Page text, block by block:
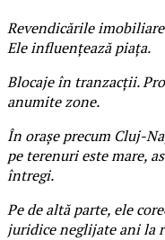
Revendicările
Ele influențează piața.
Blocaje în tranzacții.
anumite zone.
În orașe precum Cluj-
pe terenuri este mare,
întregi.
Pe de altă parte, ele
juridice neglijate ani la